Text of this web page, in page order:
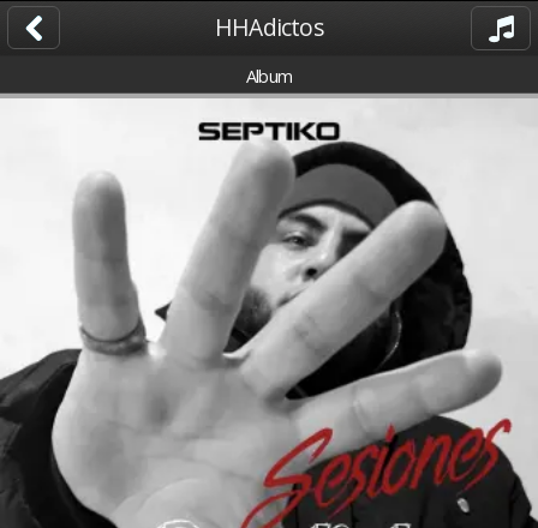
HHAdictos
Album